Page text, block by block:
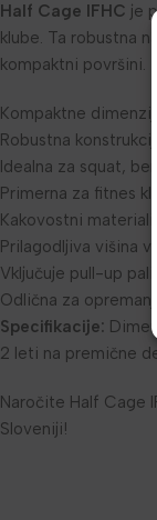
Half Cage IFHC je
klube. Ta robustna
kompaktni površini.
Kompaktne
Robustna
Idealna za squat,
Primerna za fitnes
Kakovostni materiali
Prilagodljiva višina
Vključuje pull-up
Odlična za
Specifikacije:
2 leti na premične
Naročite Half Cage
Sloveniji!